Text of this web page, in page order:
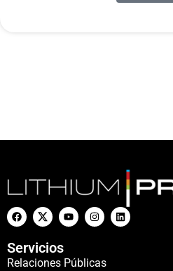
Servicios
Relaciones Públicas